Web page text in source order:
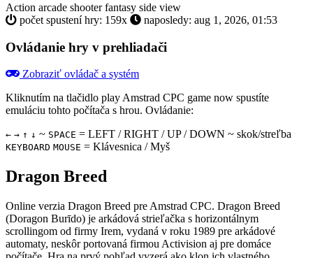
Action arcade shooterfantasy side view
počet spustení hry: 159x
naposledy: aug 1, 2026, 01:53
Ovládanie hry v prehliadači
Zobraziť ovládač a systém
Kliknutím na tlačidlo play Amstrad CPC game now spustíte
emuláciu tohto počítača s hrou. Ovládanie:
← → ↑ ↓ ~ SPACE = LEFT / RIGHT / UP / DOWN ~ skok/streľba
KEYBOARD MOUSE = Klávesnica / Myš
Dragon Breed
Online verzia Dragon Breed pre Amstrad CPC. Dragon Breed
(Doragon Burīdo) je arkádová strieľačka s horizontálnym
scrollingom od firmy Irem, vydaná v roku 1989 pre arkádové
automaty, neskôr portovaná firmou Activision aj pre domáce